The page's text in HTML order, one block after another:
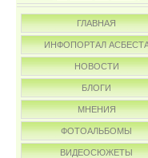
ГЛАВНАЯ
ИНФОПОРТАЛ
НОВОСТИ
БЛОГИ
МНЕНИЯ
ФОТОАЛЬБОМЫ
ВИДЕОСЮЖЕТЫ